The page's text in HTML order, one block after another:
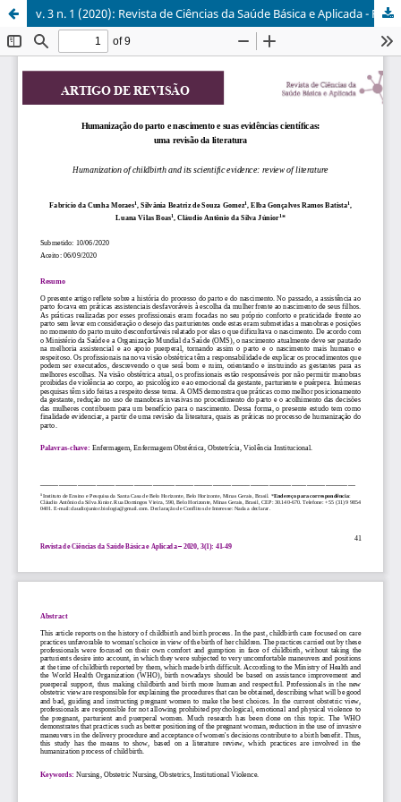
v. 3 n. 1 (2020): Revista de Ciências da Saúde Básica e Aplicada - RCSBA